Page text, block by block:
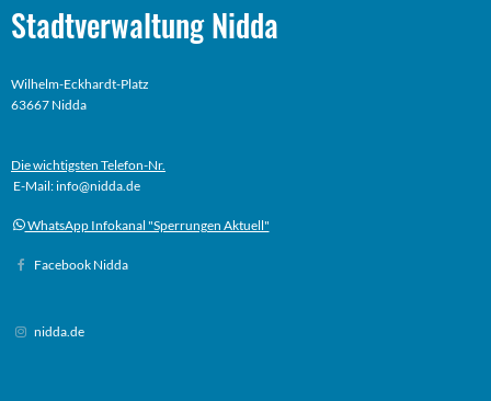
Stadtverwaltung Nidda
Wilhelm-Eckhardt-Platz
63667 Nidda
Die wichtigsten Telefon-Nr.
E-Mail: info@nidda.de
WhatsApp Infokanal "Sperrungen Aktuell"
Facebook Nidda
nidda.de